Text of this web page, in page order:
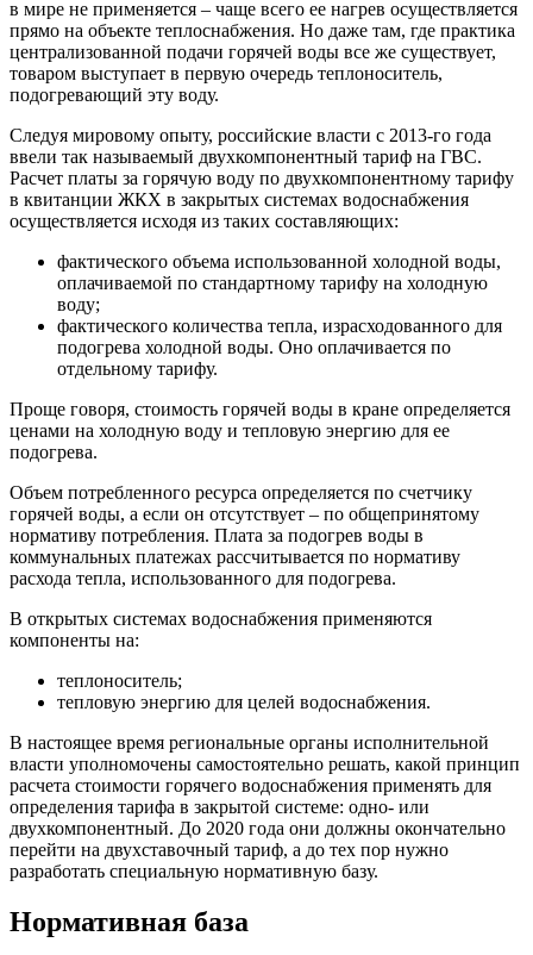
в мире не применяется – чаще всего ее нагрев осуществляется
прямо на объекте теплоснабжения. Но даже там, где практика
централизованной подачи горячей воды все же существует,
товаром выступает в первую очередь теплоноситель,
подогревающий эту воду.
Следуя мировому опыту, российские власти с 2013-го года
ввели так называемый двухкомпонентный тариф на ГВС.
Расчет платы за горячую воду по двухкомпонентному тарифу
в квитанции ЖКХ в закрытых системах водоснабжения
осуществляется исходя из таких составляющих:
фактического объема использованной холодной воды,
оплачиваемой по стандартному тарифу на холодную
воду;
фактического количества тепла, израсходованного для
подогрева холодной воды. Оно оплачивается по
отдельному тарифу.
Проще говоря, стоимость горячей воды в кране определяется
ценами на холодную воду и тепловую энергию для ее
подогрева.
Объем потребленного ресурса определяется по счетчику
горячей воды, а если он отсутствует – по общепринятому
нормативу потребления. Плата за подогрев воды в
коммунальных платежах рассчитывается по нормативу
расхода тепла, использованного для подогрева.
В открытых системах водоснабжения применяются
компоненты на:
теплоноситель;
тепловую энергию для целей водоснабжения.
В настоящее время региональные органы исполнительной
власти уполномочены самостоятельно решать, какой принцип
расчета стоимости горячего водоснабжения применять для
определения тарифа в закрытой системе: одно- или
двухкомпонентный. До 2020 года они должны окончательно
перейти на двухставочный тариф, а до тех пор нужно
разработать специальную нормативную базу.
Нормативная база